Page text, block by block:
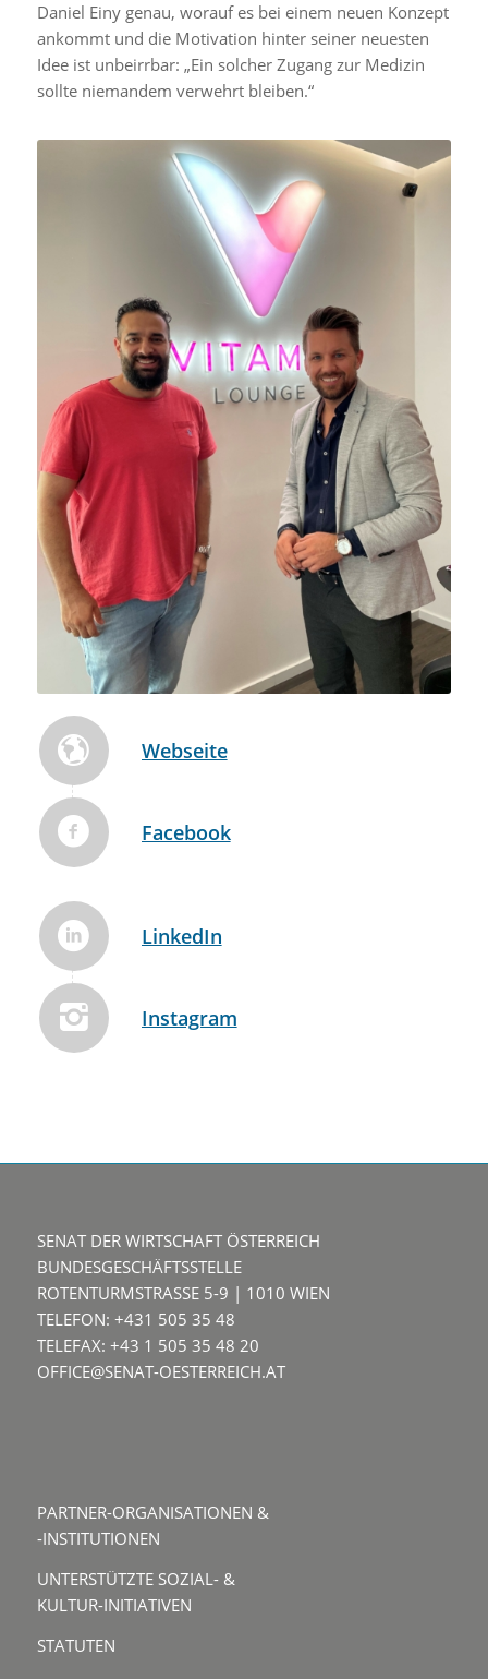
Daniel Einy genau, worauf es bei einem neuen Konzept
ankommt und die Motivation hinter seiner neuesten
Idee ist unbeirrbar: „Ein solcher Zugang zur Medizin
sollte niemandem verwehrt bleiben.“
Webseite
Facebook
LinkedIn
Instagram
SENAT DER WIRTSCHAFT ÖSTERREICH
BUNDESGESCHÄFTSSTELLE
ROTENTURMSTRASSE 5-9 | 1010 WIEN
TELEFON: +431 505 35 48
TELEFAX: +43 1 505 35 48 20
OFFICE@SENAT-OESTERREICH.AT
PARTNER-ORGANISATIONEN &
-INSTITUTIONEN
UNTERSTÜTZTE SOZIAL- &
KULTUR-INITIATIVEN
STATUTEN